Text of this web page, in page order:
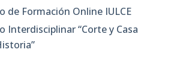
de Formación Online IULCE
Interdisciplinar “Corte y Casa